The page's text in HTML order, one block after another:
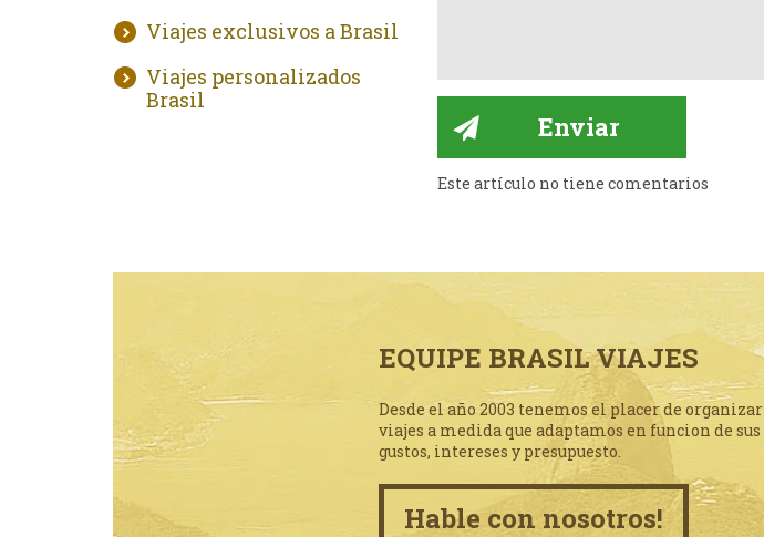
Viajes exclusivos a Brasil
Viajes personalizados
Brasil
Este artículo no tiene comentarios
EQUIPE BRASIL VIAJES
Desde el año 2003 tenemos el placer de organizar
viajes a medida que adaptamos en funcion de sus
gustos, intereses y presupuesto.
Hable con nosotros!